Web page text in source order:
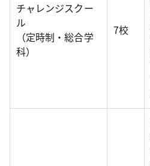
チャレンジスクー
ル
（定時制・総合学
科）
7校